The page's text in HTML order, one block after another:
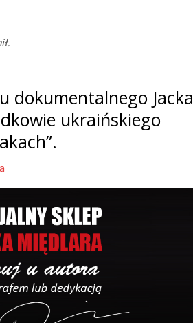
dokumentalnego Jacka
ukraińskiego